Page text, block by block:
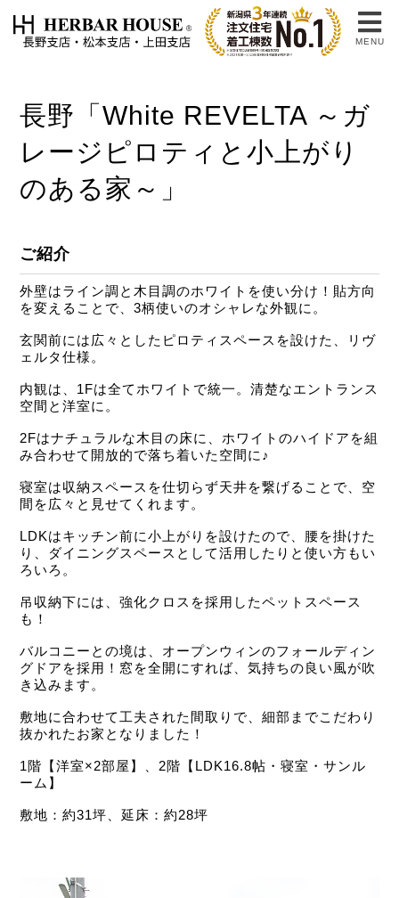
MENU
長野「White REVELTA ～ガ
レージピロティと小上がり
のある家～」
ご紹介
外壁はライン調と木目調のホワイトを使い分け！貼方向
を変えることで、3柄使いのオシャレな外観に。
玄関前には広々としたピロティスペースを設けた、リヴ
ェルタ仕様。
内観は、1Fは全てホワイトで統一。清楚なエントランス
空間と洋室に。
2Fはナチュラルな木目の床に、ホワイトのハイドアを組
み合わせて開放的で落ち着いた空間に♪
寝室は収納スペースを仕切らず天井を繋げることで、空
間を広々と見せてくれます。
LDKはキッチン前に小上がりを設けたので、腰を掛けた
り、ダイニングスペースとして活用したりと使い方もい
ろいろ。
吊収納下には、強化クロスを採用したペットスペース
も！
バルコニーとの境は、オープンウィンのフォールディン
グドアを採用！窓を全開にすれば、気持ちの良い風が吹
き込みます。
敷地に合わせて工夫された間取りで、細部までこだわり
抜かれたお家となりました！
1階【洋室×2部屋】、2階【LDK16.8帖・寝室・サンル
ーム】
敷地：約31坪、延床：約28坪